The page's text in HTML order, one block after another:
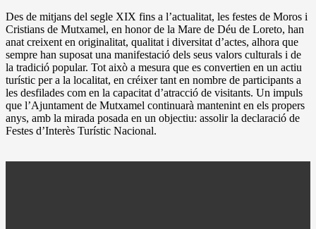
Des de mitjans del segle XIX fins a l’actualitat, les festes de Moros i
Cristians de Mutxamel, en honor de la Mare de Déu de Loreto, han
anat creixent en originalitat, qualitat i diversitat d’actes, alhora que
sempre han suposat una manifestació dels seus valors culturals i de
la tradició popular. Tot això a mesura que es convertien en un actiu
turístic per a la localitat, en créixer tant en nombre de participants a
les desfilades com en la capacitat d’atracció de visitants. Un impuls
que l’Ajuntament de Mutxamel continuarà mantenint en els propers
anys, amb la mirada posada en un objectiu: assolir la declaració de
Festes d’Interès Turístic Nacional.